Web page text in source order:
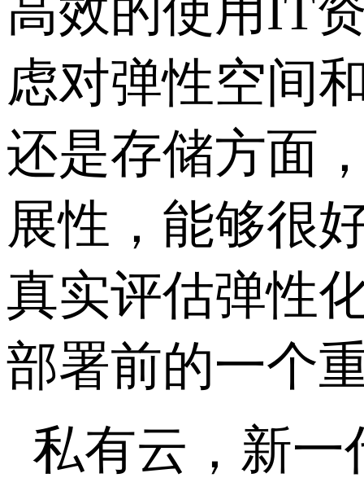
高效的使用IT
虑对弹性空间
还是存储方面
展性，能够很
真实评估弹性
部署前的一个
私有云，新一